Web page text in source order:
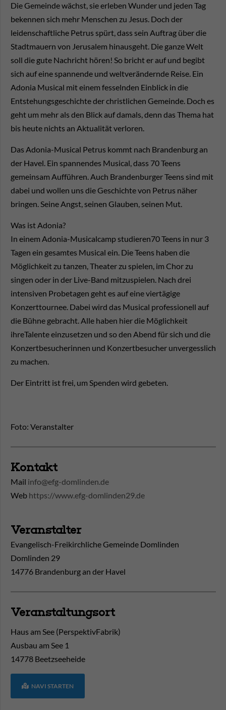
Die Gemeinde wächst, sie erleben Wunder und jeden Tag
bekennen sich mehr Menschen zu Jesus. Doch der
leidenschaftliche Petrus spürt, dass sein Auftrag über die
Stadtmauern von Jerusalem hinausgeht. Die ganze Welt
soll die gute Nachricht hören! So bricht er auf und begibt
sich auf eine spannende und weltverändernde Reise. Ein
Adonia Musical mit einem fesselnden Einblick in die
Entstehungsgeschichte der christlichen Gemeinde. Doch es
geht um mehr als den Blick auf damals, denn das Thema hat
bis heute nichts an Aktualität verloren.
Das Adonia-Musical Petrus kommt nach Brandenburg an
der Havel. Ein spannendes Musical, dass 70 Teens
gemeinsam Aufführen. Auch Brandenburger Teens sind mit
dabei und wollen uns die Geschichte von Petrus näher
bringen. Seine Angst, seinen Glauben, seinen Mut.
Was ist Adonia?
In einem Adonia-Musicalcamp studieren70 Teens in nur 3
Tagen ein gesamtes Musical ein. Die Teens haben die
Möglichkeit zu tanzen, Theater zu spielen, im Chor zu
singen oder in der Live-Band mitzuspielen. Nach drei
intensiven Probetagen geht es auf eine viertägige
Konzerttournee. Dabei wird das Musical professionell auf
die Bühne gebracht. Alle haben hier die Möglichkeit
ihreTalente einzusetzen und so den Abend für sich und die
Konzertbesucherinnen und Konzertbesucher unvergesslich
zu machen.
Der Eintritt ist frei, um Spenden wird gebeten.
Foto: Veranstalter
Kontakt
Mail info@efg-domlinden.de
Web https://www.efg-domlinden29.de
Veranstalter
Evangelisch-Freikirchliche Gemeinde Domlinden
Domlinden 29
14776 Brandenburg an der Havel
Veranstaltungsort
Haus am See (PerspektivFabrik)
Ausbau am See 1
14778 Beetzseeheide
NAVI STARTEN